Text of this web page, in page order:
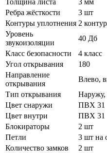
Толщина листа
3 мм
Ребра жёсткости
3 шт
Контуры уплотнения 2
Уровень
звукоизоляции
40 Дб
Класс безопасности
4 класс
Угол открывания
180
Направление
открывания
Влево,
Тип открывания
Наружу,
Цвет снаружи
ПВХ 31
Цвет внутри
ПВХ 31
Блокираторы
2 шт
Петли
3 шт на
Количество замков
2 шт